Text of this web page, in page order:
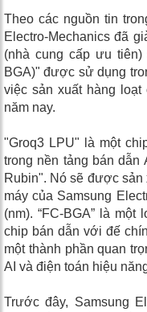
Theo các nguồn tin
Electro-Mechanics đã
(nhà cung cấp ưu tiên)
BGA)" được sử dụng
việc sản xuất hàng
năm nay.
"Groq3 LPU" là một
trong nền tảng bán dẫn
Rubin". Nó sẽ được
máy của Samsung
(nm). “FC-BGA” là
chip bán dẫn với đế
một thành phần quan
AI và điện toán hiệu
Trước đây, Samsung